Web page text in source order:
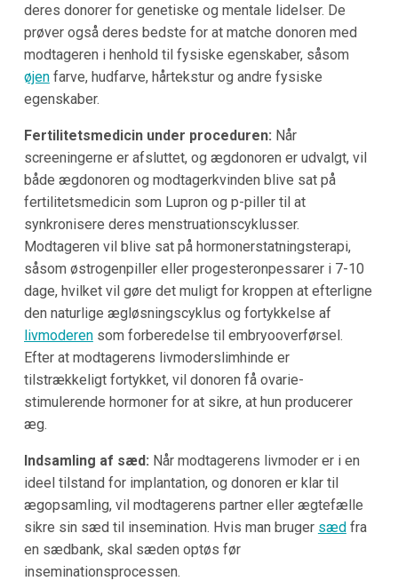
deres donorer for genetiske og mentale lidelser. De
prøver også deres bedste for at matche donoren med
modtageren i henhold til fysiske egenskaber, såsom
øjenfarve, hudfarve, hårtekstur og andre fysiske
egenskaber.
Fertilitetsmedicin under proceduren: Når
screeningerne er afsluttet, og ægdonoren er udvalgt, vil
både ægdonoren og modtagerkvinden blive sat på
fertilitetsmedicin som Lupron og p-piller til at
synkronisere deres menstruationscyklusser.
Modtageren vil blive sat på hormonerstatningsterapi,
såsom østrogenpiller eller progesteronpessarer i 7-10
dage, hvilket vil gøre det muligt for kroppen at efterligne
den naturlige ægløsningscyklus og fortykkelse af
livmoderensom forberedelse til embryooverførsel.
Efter at modtagerens livmoderslimhinde er
tilstrækkeligt fortykket, vil donoren få ovarie-
stimulerende hormoner for at sikre, at hun producerer
æg.
Indsamling af sæd: Når modtagerens livmoder er i en
ideel tilstand for implantation, og donoren er klar til
ægopsamling, vil modtagerens partner eller ægtefælle
sikre sin sæd til insemination. Hvis man bruger sæd fra
en sædbank, skal sæden optøs før
inseminationsprocessen.